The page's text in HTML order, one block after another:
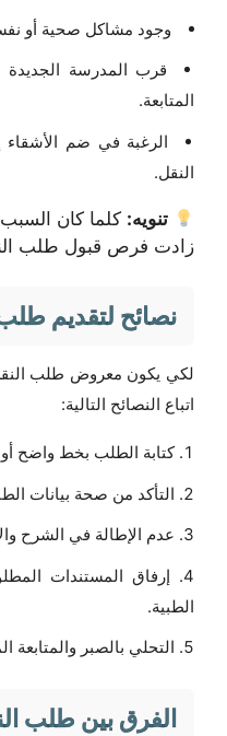
وجود مشاكل صحية أو
قرب المدرسة
المتابعة.
الرغبة في ضم
النقل.
تنويه: كلما كان السبب
زادت فرص قبول طلب
نصائح لتقديم
لكي يكون معروض طلب
اتباع النصائح التالية:
كتابة الطلب بخط واضح
التأكد من صحة بيانات
عدم الإطالة في الشرح
إرفاق المستندات
الطبية.
التحلي بالصبر والمتابعة
الفرق بين طلب